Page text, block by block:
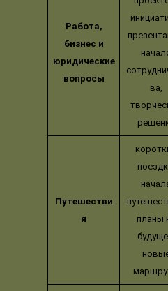
Работа,
бизнес и
юридические
вопросы
ва,
Путешестви
я
планы